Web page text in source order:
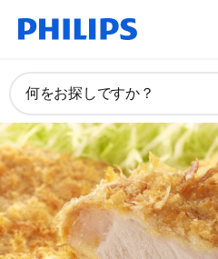
何をお探しですか？